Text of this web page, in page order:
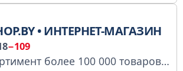
• ИНТЕРНЕТ-МАГАЗИН
−109
Ассортимент более 100 000 товаров. • Доставка по РБ. • Низкие цены. Заказать здесь